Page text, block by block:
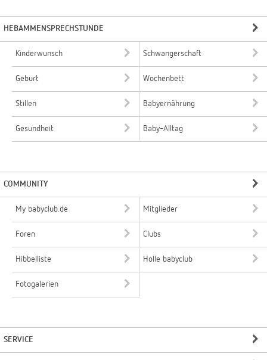
HEBAMMENSPRECHSTUNDE
Kinderwunsch Schwangerschaft
Geburt Wochenbett
Stillen Babyernährung
Gesundheit Baby-Alltag
COMMUNITY
My babyclub.de Mitglieder
Foren Clubs
Hibbelliste Holle babyclub
Fotogalerien
SERVICE